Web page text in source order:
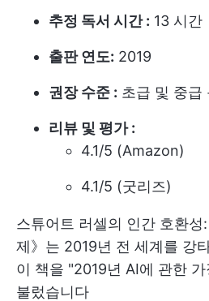
추정 독서 시간 : 13 시간
출판 연도: 2019
권장 수준 : 초급 및 중급
리뷰 및 평가 :
4.1/5 (Amazon)
4.1/5 (굿리즈)
스튜어트 러셀의 인간 호환
제》는 2019년 전 세계를 강
이 책을 "2019년 AI에 관한
불렀습니다